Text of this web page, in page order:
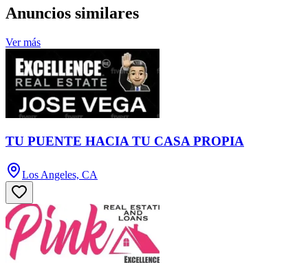
Anuncios similares
Ver más
TU PUENTE HACIA TU CASA PROPIA
Los Angeles, CA